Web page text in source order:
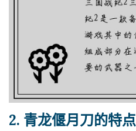
2. 青龙偃月刀的特点